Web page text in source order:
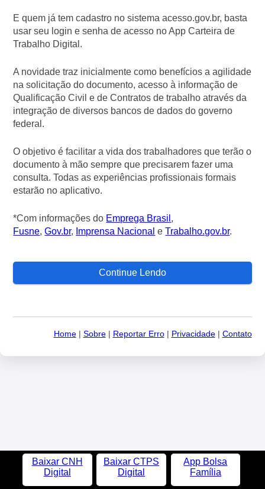
E quem já tem cadastro no sistema acesso.gov.br, basta
usar seu login e senha de acesso no App Carteira de
Trabalho Digital.
A novidade traz inicialmente como benefícios a agilidade
na solicitação do documento, acesso à informação de
Qualificação Civil e de Contratos de trabalho através da
integração de diversos bancos de dados do governo
federal.
O objetivo é facilitar a vida dos trabalhadores que terão o
documento à mão sempre que precisarem fazer uma
consulta. Todas as experiências profissionais formais
estarão no aplicativo.
*Com informações do Emprega Brasil ,
Fusne,Gov.br, Imprensa Nacional eTrabalho.gov.br.
Continue Lendo
Home| Sobre| Reportar Erro| Privacidade| Contato
Baixar CNH
Digital
Baixar CTPS
Digital
App Bolsa
Família